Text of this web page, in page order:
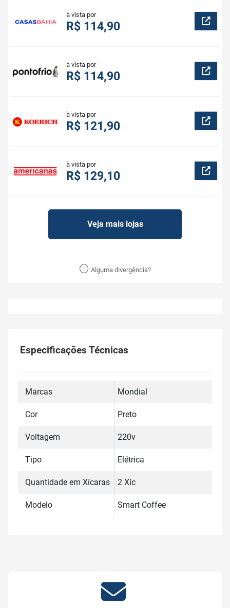
à vista por
R$ 114,90
à vista por
R$ 114,90
à vista por
R$ 121,90
à vista por
R$ 129,10
Veja mais lojas
Alguma divergência?
Especificações Técnicas
Marcas Mondial
Cor Preto
Voltagem 220v
Tipo Elétrica
Quantidade em Xícaras 2 Xíc
Modelo Smart Coffee